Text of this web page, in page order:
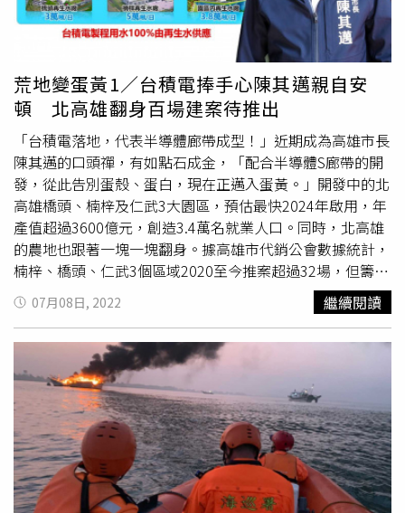
荒地變蛋黃1／台積電捧手心陳其邁親自安
頓 北高雄翻身百場建案待推出
「台積電落地，代表半導體廊帶成型！」近期成為高雄市長
陳其邁的口頭禪，有如點石成金，「配合半導體S廊帶的開
發，從此告別蛋殼、蛋白，現在正邁入蛋黃。」開發中的北
高雄橋頭、楠梓及仁武3大園區，預估最快2024年啟用，年
產值超過3600億元，創造3.4萬名就業人口。同時，北高雄
的農地也跟著一塊一塊翻身。據高雄市代銷公會數據統計，
楠梓、橋頭、仁武3個區域2020至今推案超過32場，但籌備
推案中的卻超過105場，房價也從2020年的每坪15、16萬
漲到如今28~30萬元。北高雄的翻身奇蹟中，最關鍵的就是
楠梓科技產業園區第二園區，這塊面積近238公頃的中油高
雄煉油廠（又稱「五輕煉油廠」），在高雄市政府接手除汙
整地後，其中台積電預定進駐的第三區，目前已完成交地，
經發局表示，園區公共設施已經施工，台積電廠房預計7月
動土，目前等相關程序完備。「過去中油那塊地是當地居民
很討厭的嫌惡設施，做夢都不敢想有天會變台積電，簡直是
神話！」台積電落腳的中油高煉廠就在高雄市議員李柏毅的
選區楠梓，他回憶，約莫2021年3月議會質詢前的會談，他
07月08日, 2022 繼續閱讀